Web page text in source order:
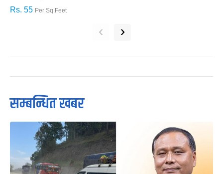
Rs. 55 Per Sq.Feet
‹ ›
सम्बन्धित खबर